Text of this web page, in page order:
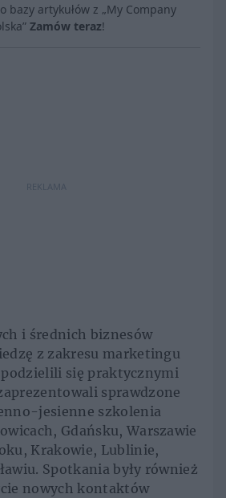
bazy artykułów z „My Company
Zamów teraz!
REKLAMA
i średnich biznesów
z zakresu marketingu
się praktycznymi
sprawdzone
jesienne szkolenia
Gdańsku, Warszawie
Krakowie, Lublinie,
Spotkania były również
nowych kontaktów